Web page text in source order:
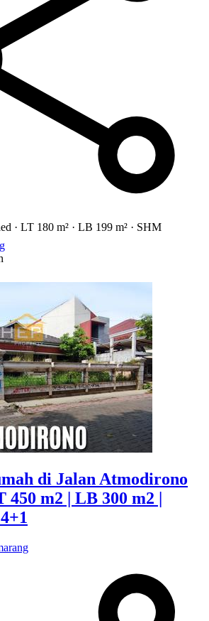
· LT 180 m² · LB 199 m² · SHM
di Jalan Atmodirono
450 m2 | LB 300 m2 |